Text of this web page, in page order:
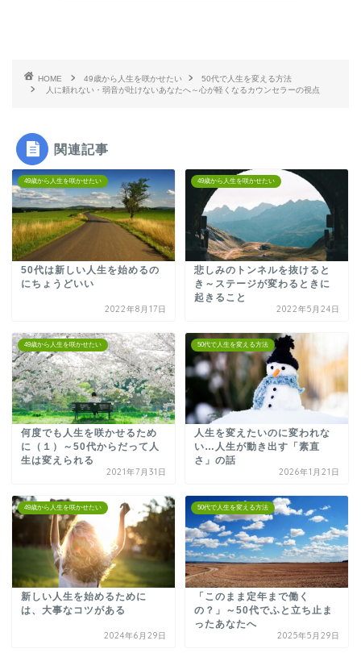
HOME 49歳から人生を咲かせたい
50代で人生を変える方法
人に頼れない・弱音が吐けないあなたへ～心が軽くなるカウンセラーの視点
関連記事
49歳から人生を咲かせたい
50代は新しい人生を始めるの
にちょうどいい
2022年8月17日
49歳から人生を咲かせたい
悲しみのトンネルを抜けると
き～ステージが変わるときに
起きること
2022年5月24日
49歳から人生を咲かせたい
何度でも人生を咲かせるため
に（１）～50代からだって人
生は変えられる
2021年7月31日
50代で人生を変える方法
人生を変えたいのに変われな
い…人生が動き出す「素直
さ」の話
2026年1月21日
49歳から人生を咲かせたい
新しい人生を始めるために
は、大事なコツがある
2024年6月29日
50代で人生を変える方法
「このまま定年まで働く
の？」～50代でふと立ち止ま
ったあなたへ
2025年5月29日